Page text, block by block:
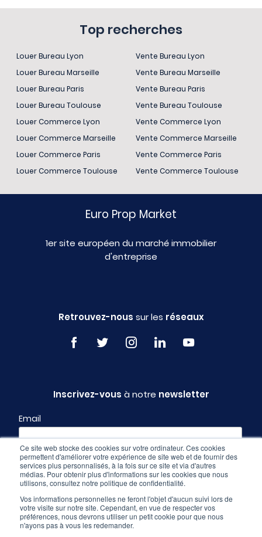
Ce site web stocke des cookies sur votre ordinateur. Ces cookies
permettent d'améliorer votre expérience de site web et de fournir des
services plus personnalisés, à la fois sur ce site et via d'autres
médias. Pour obtenir plus d'informations sur les cookies que nous
utilisons, consultez notre politique de confidentialité.
Vos informations personnelles ne feront l'objet d'aucun suivi lors de
votre visite sur notre site. Cependant, en vue de respecter vos
préférences, nous devrons utiliser un petit cookie pour que nous
n'ayons pas à vous les redemander.
Top recherches
Louer Bureau Lyon
Louer Bureau Marseille
Louer Bureau Paris
Louer Bureau Toulouse
Louer Commerce Lyon
Louer Commerce Marseille
Louer Commerce Paris
Louer Commerce Toulouse
Vente Bureau Lyon
Vente Bureau Marseille
Vente Bureau Paris
Vente Bureau Toulouse
Vente Commerce Lyon
Vente Commerce Marseille
Vente Commerce Paris
Vente Commerce Toulouse
Euro Prop Market
1er site européen du marché immobilier
d'entreprise
Retrouvez-nous sur les réseaux
Inscrivez-vous à notre newsletter
Email
Profil